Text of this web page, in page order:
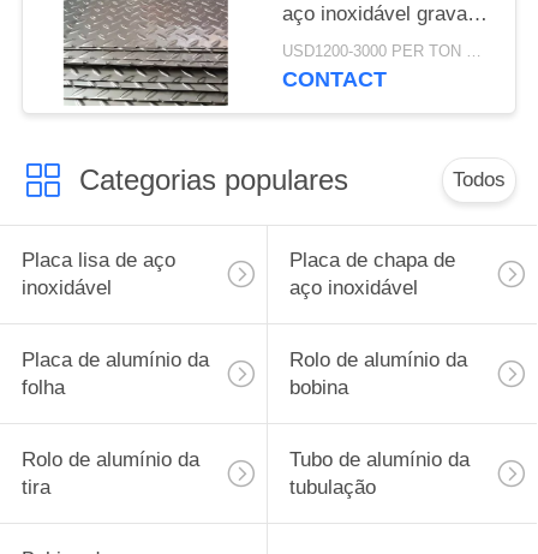
aço inoxidável gravada
3mm
USD1200-3000 PER TON MOQ:de 1 toneladas
CONTACT
Categorias populares Todos
Placa lisa de aço
inoxidável
Placa de chapa de
aço inoxidável
Placa de alumínio da
folha
Rolo de alumínio da
bobina
Rolo de alumínio da
tira
Tubo de alumínio da
tubulação